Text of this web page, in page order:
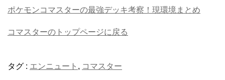
ポケモンコマスターの最強デッキ考察！現環境まとめ
コマスターのトップページに戻る
タグ : エンニュート , コマスター